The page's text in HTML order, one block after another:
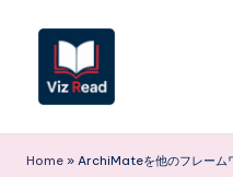
content
iz
Home » ArchiMateを他のフレーム